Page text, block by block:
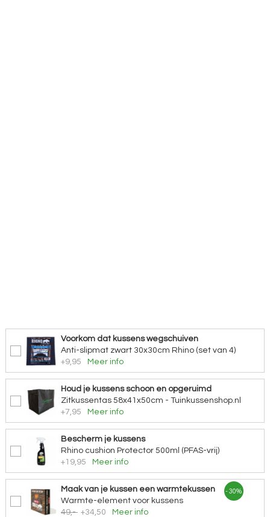
Voorkom dat kussens wegschuiven
Anti-slipmat zwart 30x30cm Rhino (set van 4)
+9,95
Meer info
Houd je kussens schoon en opgeruimd
Zitkussentas 58x41x50cm - Tuinkussenshop.nl
+7,95
Meer info
Bescherm je kussens
Rhino cushion Protector 500ml (PFAS-vrij)
+19,95
Meer info
Maak van je kussen een warmtekussen
Warmte-element voor kussens
49,- +34,50 Meer info
- 30%